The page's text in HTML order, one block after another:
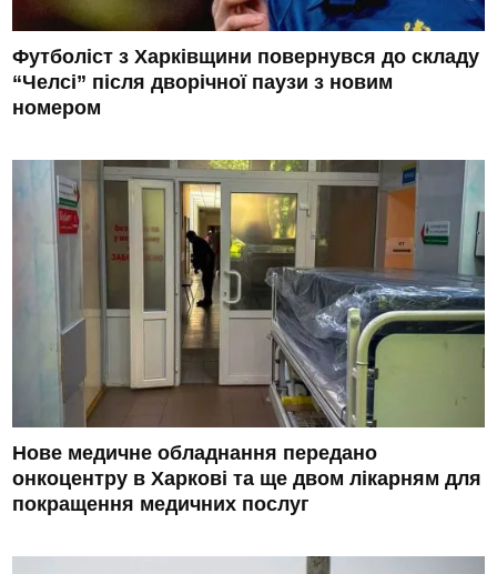
Футболіст з Харківщини повернувся до складу
“Челсі” після дворічної паузи з новим
номером
Нове медичне обладнання передано
онкоцентру в Харкові та ще двом лікарням для
покращення медичних послуг